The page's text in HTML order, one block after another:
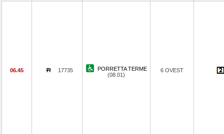
06.45 17735
PORRETTA TERME
(08.01)
6 OVEST